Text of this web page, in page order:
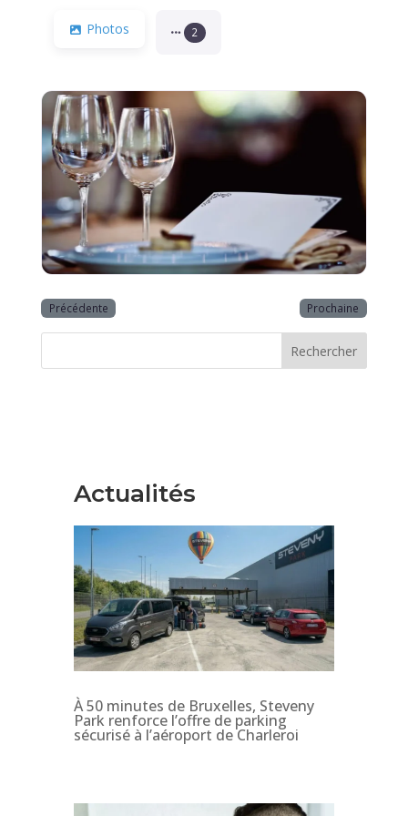
Photos 2
Précédente Prochaine
Rechercher
Actualités
À 50 minutes de Bruxelles, Steveny
Park renforce l’offre de parking
sécurisé à l’aéroport de Charleroi